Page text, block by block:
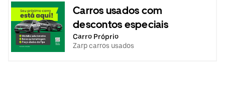
Carros usados com
descontos especiais
Carro Próprio
Zarp carros usados